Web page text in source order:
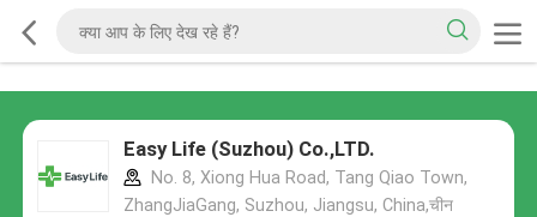
Easy Life (Suzhou) Co.,LTD.
No. 8, Xiong Hua Road, Tang Qiao Town,
ZhangJiaGang, Suzhou, Jiangsu, China,चीन